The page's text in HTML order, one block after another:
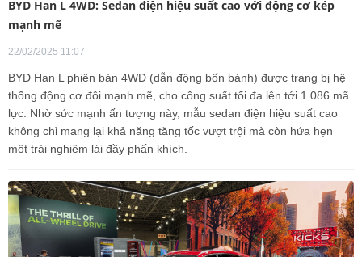
BYD Han L 4WD: Sedan điện hiệu suất cao với động cơ kép
mạnh mẽ
22/02/2025 11:07
BYD Han L phiên bản 4WD (dẫn động bốn bánh) được trang bị hệ
thống động cơ đôi mạnh mẽ, cho công suất tối đa lên tới 1.086 mã
lực. Nhờ sức mạnh ấn tượng này, mẫu sedan điện hiệu suất cao
không chỉ mang lại khả năng tăng tốc vượt trội mà còn hứa hẹn
một trải nghiệm lái đầy phấn khích.